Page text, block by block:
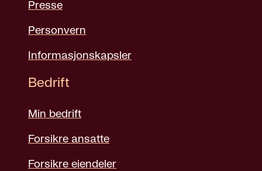
Presse
Personvern
Informasjonskapsler
Bedrift
Min bedrift
Forsikre ansatte
Forsikre eiendeler